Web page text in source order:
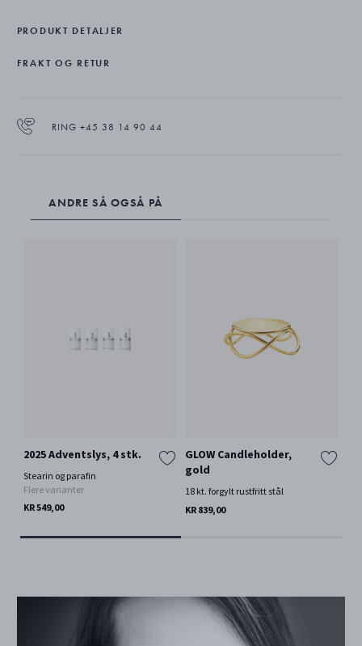
PRODUKT DETALJER
FRAKT OG RETUR
RING +45 38 14 90 44
ANDRE SÅ OGSÅ PÅ
2025 Adventslys, 4 stk.
Stearin og parafin
Flere varianter
KR 549,00
GLOW Candleholder,
gold
18 kt. forgylt rustfritt stål
KR 839,00